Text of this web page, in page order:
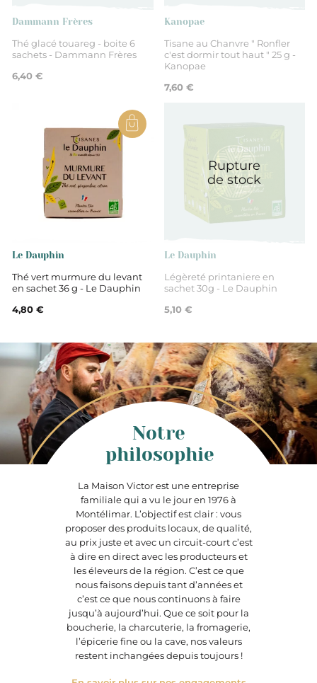
Boite de sachets
Dammann Frères
Thé glacé touareg - boite 6
sachets - Dammann Frères
6,40 €
Kanopae
Tisane au Chanvre " Ronfler
c'est dormir tout haut " 25 g -
Kanopae
7,60 €
Le Dauphin
Thé vert murmure du levant
en sachet 36 g - Le Dauphin
4,80 €
Rupture
de stock
Le Dauphin
Légèreté printaniere en
sachet 30g - Le Dauphin
5,10 €
La Maison Victor est une entreprise
familiale qui a vu le jour en 1976 à
Montélimar. L’objectif est clair : vous
proposer des produits locaux, de qualité,
au prix juste et avec un circuit-court c’est
à dire en direct avec les producteurs et
les éleveurs de la région. C’est ce que
nous faisons depuis tant d’années et
c’est ce que nous continuons à faire
jusqu’à aujourd’hui. Que ce soit pour la
boucherie, la charcuterie, la fromagerie,
l’épicerie fine ou la cave, nos valeurs
restent inchangées depuis toujours !
Notre
philosophie